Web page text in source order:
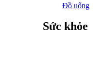
Đồ uống
Sức khỏe